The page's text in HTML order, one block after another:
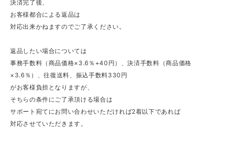
決済完了後、
お客様都合による返品は
対応出来かねますのでご了承ください。
返品したい場合については
事務手数料（商品価格×3.6％+40円）、決済手数料（商品価格
×3.6％）、往復送料、振込手数料330円
がお客様負担となりますが、
そちらの条件にご了承頂ける場合は
サポート宛てにお問い合わせいただければ2着以下であれば
対応させていただきます。